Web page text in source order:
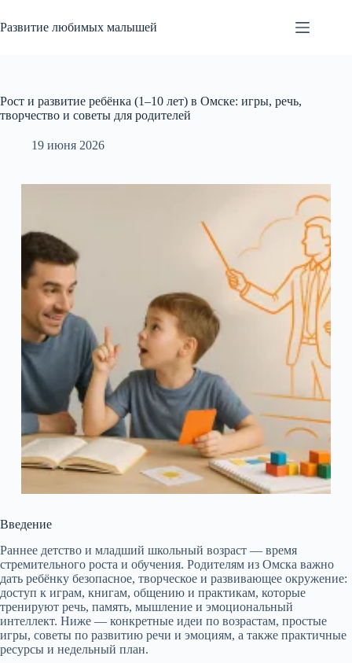
к
сути
Развитие любимых малышей
Рост и развитие ребёнка (1–10 лет) в Омске: игры, речь,
творчество и советы для родителей
19 июня 2026
Введение
Раннее детство и младший школьный возраст — время
стремительного роста и обучения. Родителям из Омска важно
дать ребёнку безопасное, творческое и развивающее окружение:
доступ к играм, книгам, общению и практикам, которые
тренируют речь, память, мышление и эмоциональный
интеллект. Ниже — конкретные идеи по возрастам, простые
игры, советы по развитию речи и эмоциям, а также практичные
ресурсы и недельный план.